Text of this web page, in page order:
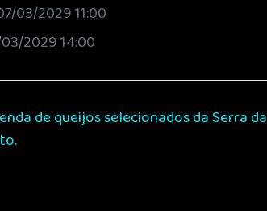
03/2029 11:00
2029 14:00
de queijos selecionados da Serra